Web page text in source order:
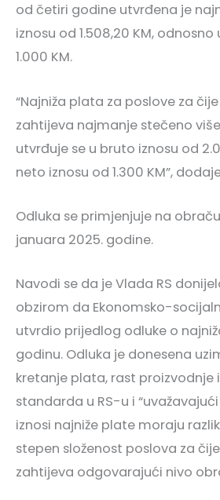
od četiri godine utvrđena je
iznosu od 1.508,20 KM,
1.000 KM.
“Najniža plata za poslove za
zahtijeva najmanje stečeno
utvrđuje se u bruto iznosu od
neto iznosu od 1.300 KM”,
Odluka se primjenjuje na
januara 2025. godine.
Navodi se da je Vlada RS
obzirom da Ekonomsko-
utvrdio prijedlog odluke o
godinu. Odluka je donesena
kretanje plata, rast proizvodnje
standarda u RS-u i
iznosi najniže plate moraju
stepen složenost poslova za
zahtijeva odgovarajući nivo